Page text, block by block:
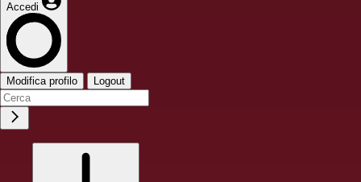
Accedi
Modifica profilo Logout